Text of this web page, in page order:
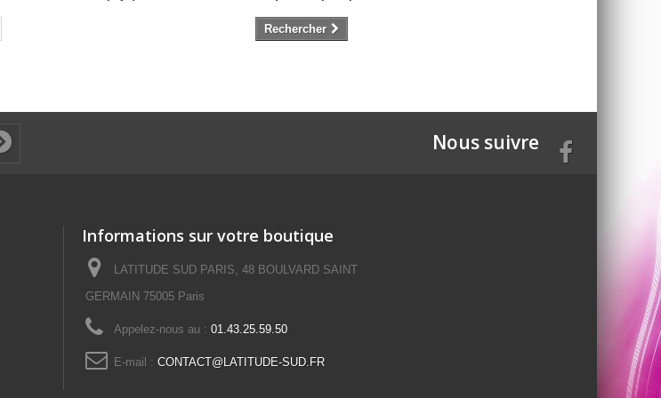
Rechercher
Nous suivre
Informations sur votre boutique
LATITUDE SUD PARIS, 48 BOULVARD SAINT
GERMAIN 75005 Paris
Appelez-nous au : 01.43.25.59.50
E-mail : CONTACT@LATITUDE-SUD.FR